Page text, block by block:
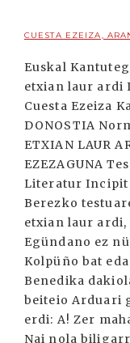
CUESTA EZEIZA,
Euskal
etxian laur ardi
Cuesta Ezeiza
DONOSTIA
ETXIAN LAUR
EZEZAGUNA
Literatur Incipit
Berezko
etxian laur
Egündano ez
Kolpüño bat
Benedika
beiteio Arduari
erdi: A! Zer
Nai nola